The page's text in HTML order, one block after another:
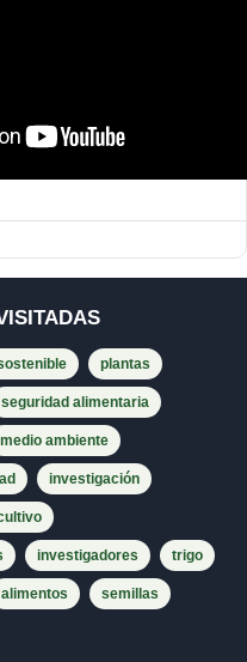
plantas
seguridad alimentaria
medio ambiente
investigación
investigadores trigo
alimentos semillas